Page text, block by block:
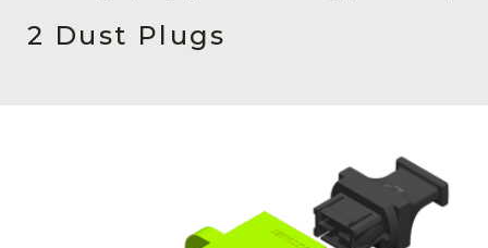
关于我们
2 Dust Plugs